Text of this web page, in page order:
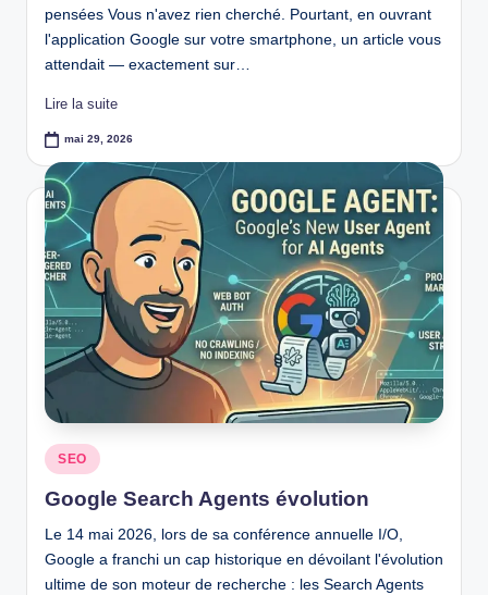
pensées Vous n'avez rien cherché. Pourtant, en ouvrant
l'application Google sur votre smartphone, un article vous
attendait — exactement sur…
Lire la suite
mai 29, 2026
Posted
in
SEO
Google Search Agents évolution
Le 14 mai 2026, lors de sa conférence annuelle I/O,
Google a franchi un cap historique en dévoilant l'évolution
ultime de son moteur de recherche : les Search Agents